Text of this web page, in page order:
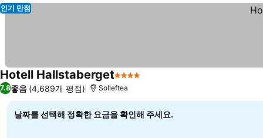
인기 만점
Hotell Hallstaberget4 성급
7.8좋음 (4,689개 평점) Solleftea
날짜를 선택해 정확한 요금을 확인해 주세요.